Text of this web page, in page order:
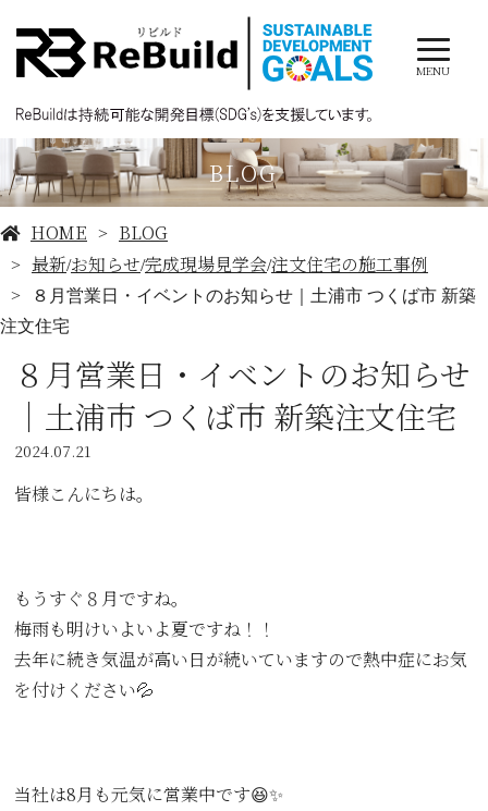
MENU
BLOG
HOME
BLOG
最新/お知らせ/完成現場見学会/注文住宅の施工事例
８月営業日・イベントのお知らせ｜土浦市 つくば市 新築
注文住宅
８月営業日・イベントのお知らせ
｜土浦市 つくば市 新築注文住宅
2024.07.21
皆様こんにちは。
もうすぐ８月ですね。
梅雨も明けいよいよ夏ですね！！
去年に続き気温が高い日が続いていますので熱中症にお気
を付けください💦
当社は8月も元気に営業中です😆✨